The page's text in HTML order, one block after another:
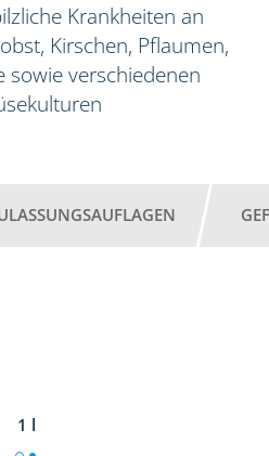
Krankheiten an
Kirschen, Pflaumen,
sowie verschiedenen
1 l